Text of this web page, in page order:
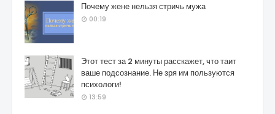
Почему жене нельзя стричь мужа
00:19
Этот тест за 2 минуты расскажет, что таит
ваше подсознание. Не зря им пользуются
психологи!
13:59